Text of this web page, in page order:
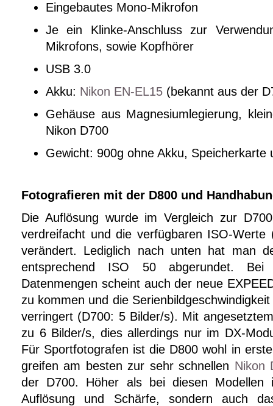
Eingebautes Mono-Mikrofon
Je ein Klinke-Anschluss zur
Mikrofons, sowie Kopfhörer
USB 3.0
Akku: Nikon EN-EL15 (bekannt aus der
Gehäuse aus Magnesiumlegierung,
Nikon D700
Gewicht: 900g ohne Akku, Speicherkarte
Fotografieren mit der D800 und
Die Auflösung wurde im Vergleich zur
verdreifacht und die verfügbaren ISO-
verändert. Lediglich nach unten hat man
entsprechend ISO 50 abgerundet. Bei
Datenmengen scheint auch der neue
zu kommen und die
verringert (D700: 5 Bilder/s). Mit
zu 6 Bilder/s, dies allerdings nur im DX-
Für Sportfotografen ist die D800 wohl in
greifen am besten zur sehr schnellen Nikon
der D700. Höher als bei diesen Modellen
Auflösung und Schärfe, sondern auch